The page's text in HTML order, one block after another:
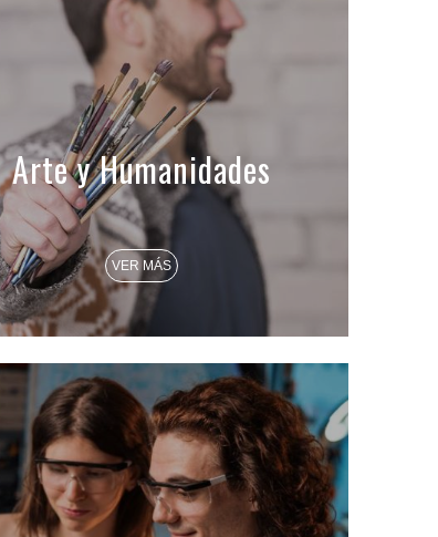
Arte y Humanidades
VER MÁS